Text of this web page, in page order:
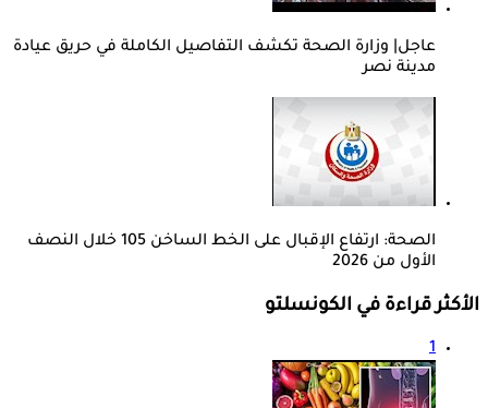
عاجل| وزارة الصحة تكشف التفاصيل الكاملة في حريق عيادة
مدينة نصر
الصحة: ارتفاع الإقبال على الخط الساخن 105 خلال النصف
الأول من 2026
الأكثر قراءة في الكونسلتو
1